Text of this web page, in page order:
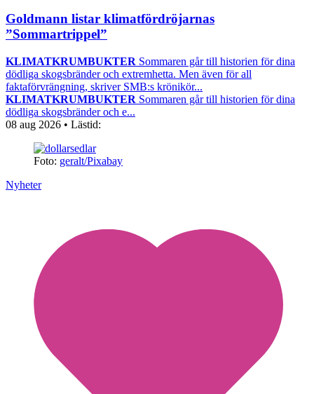
Goldmann listar klimatfördröjarnas
”Sommartrippel”
KLIMATKRUMBUKTER Sommaren går till historien för dina
dödliga skogsbränder och extremhetta. Men även för all
faktaförvrängning, skriver SMB:s krönikör...
KLIMATKRUMBUKTER Sommaren går till historien för dina
dödliga skogsbränder och e...
08 aug 2026 • Lästid:
Foto: geralt/Pixabay
Nyheter